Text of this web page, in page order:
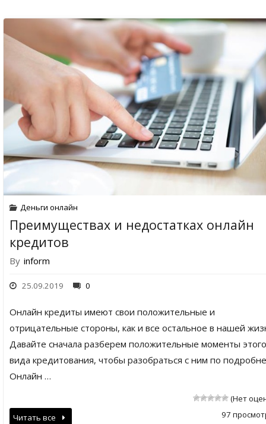
Деньги онлайн
Преимуществах и недостатках онлайн
кредитов
By inform
25.09.2019 0
Онлайн кредиты имеют свои положительные и
отрицательные стороны, как и все остальное в нашей
Давайте сначала разберем положительные моменты этого
вида кредитования, чтобы разобраться с ним по
Онлайн …
(Нет
97
Читать все